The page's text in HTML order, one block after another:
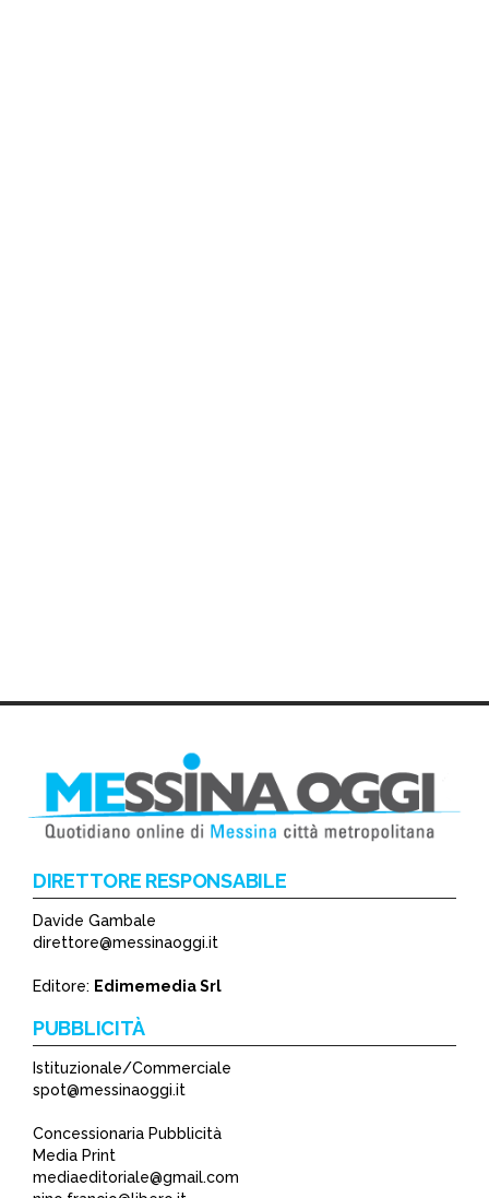
DIRETTORE RESPONSABILE
Davide Gambale
direttore@messinaoggi.it
Editore: Edimemedia Srl
PUBBLICITÀ
Istituzionale/Commerciale
spot@messinaoggi.it
Concessionaria Pubblicità
Media Print
mediaeditoriale@gmail.com